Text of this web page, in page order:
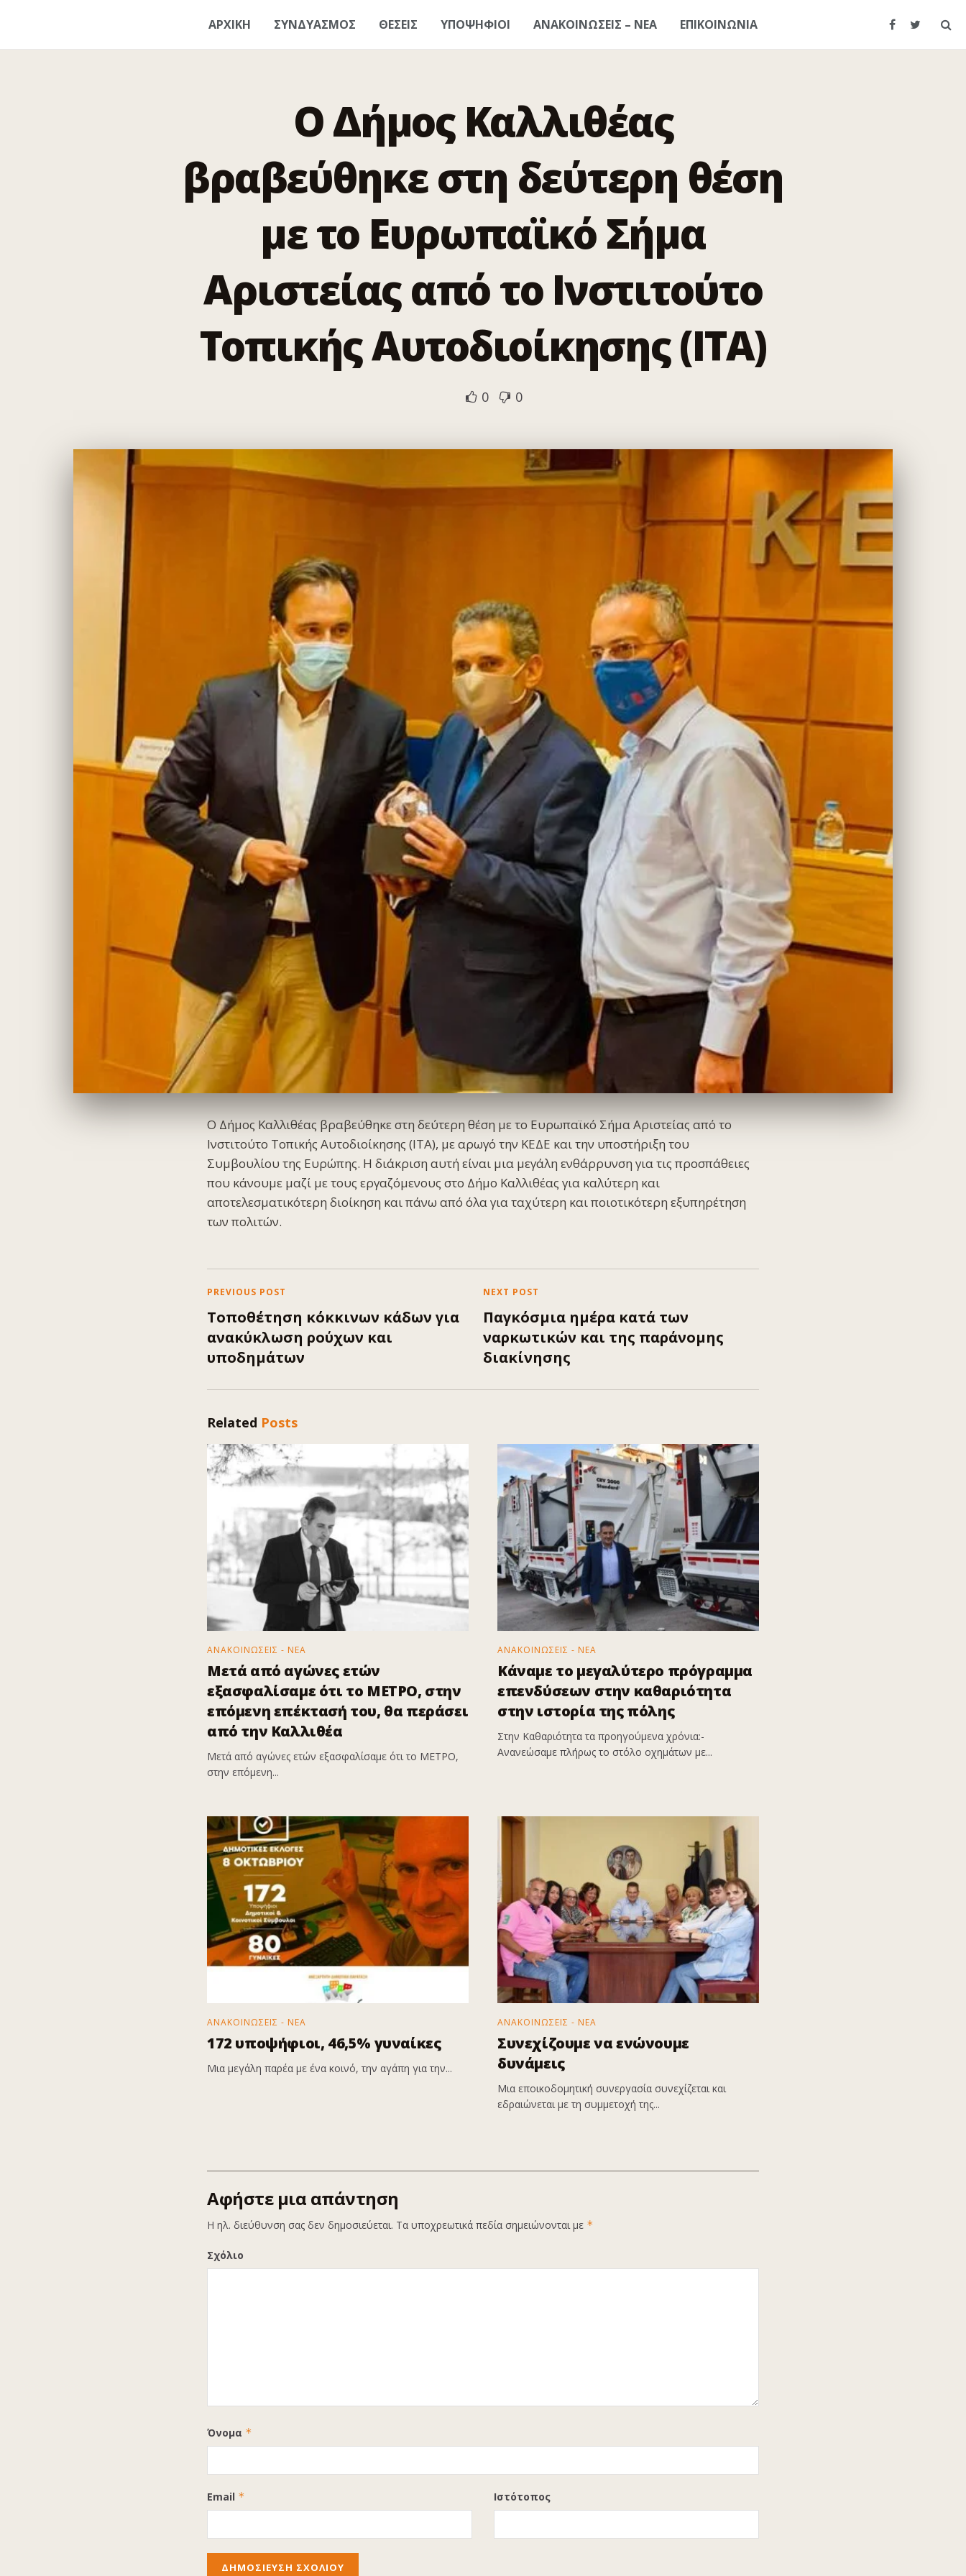
ΑΡΧΙΚΗ ΣΥΝΔΥΑΣΜΟΣ ΘΕΣΕΙΣ ΥΠΟΨΗΦΙΟΙ ΑΝΑΚΟΙΝΩΣΕΙΣ – ΝΕΑ ΕΠΙΚΟΙΝΩΝΙΑ
O Δήμος Καλλιθέας
βραβεύθηκε στη δεύτερη θέση
με το Ευρωπαϊκό Σήμα
Αριστείας από το Ινστιτούτο
Τοπικής Αυτοδιοίκησης (ΙΤΑ)
0 0
O Δήμος Καλλιθέας βραβεύθηκε στη δεύτερη θέση με το Ευρωπαϊκό Σήμα Αριστείας από το
Ινστιτούτο Τοπικής Αυτοδιοίκησης (ΙΤΑ), με αρωγό την ΚΕΔΕ και την υποστήριξη του
Συμβουλίου της Ευρώπης. Η διάκριση αυτή είναι μια μεγάλη ενθάρρυνση για τις προσπάθειες
που κάνουμε μαζί με τους εργαζόμενους στο Δήμο Καλλιθέας για καλύτερη και
αποτελεσματικότερη διοίκηση και πάνω από όλα για ταχύτερη και ποιοτικότερη εξυπηρέτηση
των πολιτών.
PREVIOUS POST
Τοποθέτηση κόκκινων κάδων για
ανακύκλωση ρούχων και
υποδημάτων
NEXT POST
Παγκόσμια ημέρα κατά των
ναρκωτικών και της παράνομης
διακίνησης
Related Posts
ΑΝΑΚΟΙΝΩΣΕΙΣ - ΝΕΑ
Μετά από αγώνες ετών
εξασφαλίσαμε ότι το ΜΕΤΡΟ, στην
επόμενη επέκτασή του, θα περάσει
από την Καλλιθέα
Μετά από αγώνες ετών εξασφαλίσαμε ότι το ΜΕΤΡΟ,
στην επόμενη...
ΑΝΑΚΟΙΝΩΣΕΙΣ - ΝΕΑ
Κάναμε το μεγαλύτερο πρόγραμμα
επενδύσεων στην καθαριότητα
στην ιστορία της πόλης
Στην Καθαριότητα τα προηγούμενα χρόνια:-
Ανανεώσαμε πλήρως το στόλο οχημάτων με...
ΑΝΑΚΟΙΝΩΣΕΙΣ - ΝΕΑ
172 υποψήφιοι, 46,5% γυναίκες
Μια μεγάλη παρέα με ένα κοινό, την αγάπη για την...
ΑΝΑΚΟΙΝΩΣΕΙΣ - ΝΕΑ
Συνεχίζουμε να ενώνουμε
δυνάμεις
Μια εποικοδομητική συνεργασία συνεχίζεται και
εδραιώνεται με τη συμμετοχή της...
Αφήστε μια απάντηση
Η ηλ. διεύθυνση σας δεν δημοσιεύεται. Τα υποχρεωτικά πεδία σημειώνονται με *
Σχόλιο
Όνομα *
Email * Ιστότοπος